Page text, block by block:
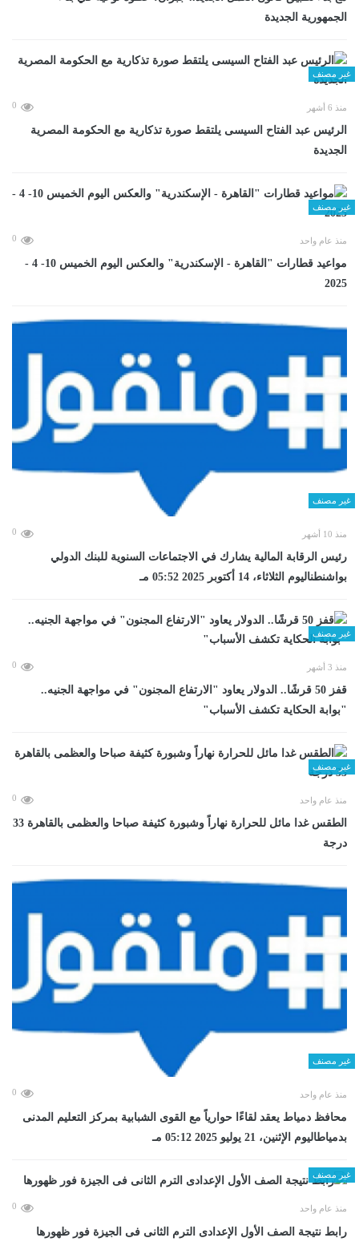
الجمهورية الجديدة
غير مصنف
منذ 6 أشهر 0
الرئيس عبد الفتاح السيسى يلتقط صورة تذكارية مع الحكومة المصرية
الجديدة
غير مصنف
منذ عام واحد 0
مواعيد قطارات "القاهرة - الإسكندرية" والعكس اليوم الخميس 10- 4 -
2025
غير مصنف
منذ 10 أشهر 0
رئيس الرقابة المالية يشارك في الاجتماعات السنوية للبنك الدولي
بواشنطناليوم الثلاثاء، 14 أكتوبر 2025 05:52 مـ
غير مصنف
منذ 3 أشهر 0
قفز 50 قرشًا.. الدولار يعاود "الارتفاع المجنون" في مواجهة الجنيه..
"بوابة الحكاية تكشف الأسباب"
غير مصنف
منذ عام واحد 0
الطقس غدا مائل للحرارة نهاراً وشبورة كثيفة صباحا والعظمى بالقاهرة 33
درجة
غير مصنف
منذ عام واحد 0
محافظ دمياط يعقد لقاءًا حوارياً مع القوى الشبابية بمركز التعليم المدنى
بدمياطاليوم الإثنين، 21 يوليو 2025 05:12 مـ
غير مصنف
منذ عام واحد 0
رابط نتيجة الصف الأول الإعدادى الترم الثانى فى الجيزة فور ظهورها